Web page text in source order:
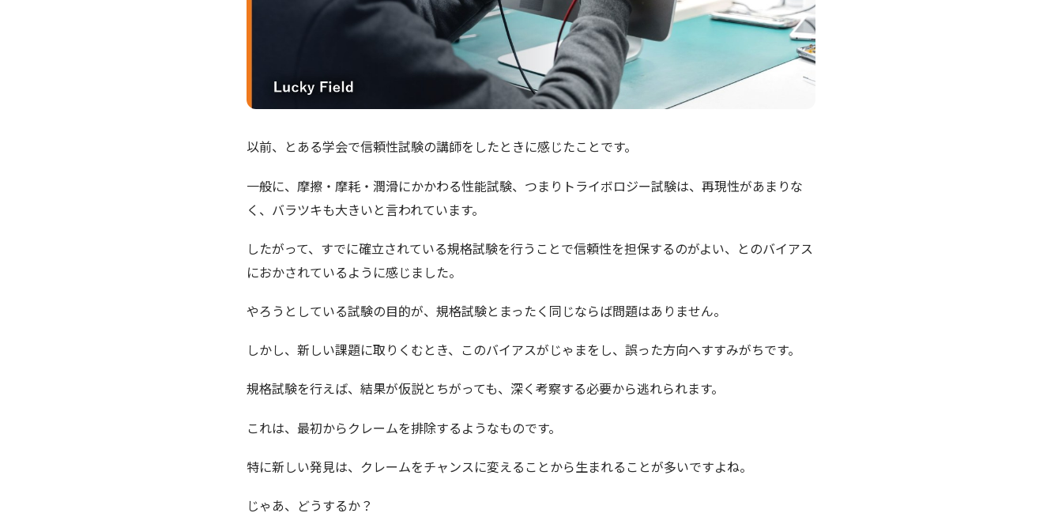
以前、とある学会で信頼性試験の講師をしたときに感じたことです。
一般に、摩擦・摩耗・潤滑にかかわる性能試験、つまりトライボロジー試験は、再現性があまりな
く、バラツキも大きいと言われています。
したがって、すでに確立されている規格試験を行うことで信頼性を担保するのがよい、とのバイアス
におかされているように感じました。
やろうとしている試験の目的が、規格試験とまったく同じならば問題はありません。
しかし、新しい課題に取りくむとき、このバイアスがじゃまをし、誤った方向へすすみがちです。
規格試験を行えば、結果が仮説とちがっても、深く考察する必要から逃れられます。
これは、最初からクレームを排除するようなものです。
特に新しい発見は、クレームをチャンスに変えることから生まれることが多いですよね。
じゃあ、どうするか？